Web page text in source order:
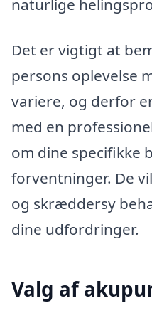
naturlige
Det er vigtigt at
persons oplevelse
variere, og derfor
med en
om dine specifikke
forventninger. De
og skræddersy
dine udfordringer.
Valg af